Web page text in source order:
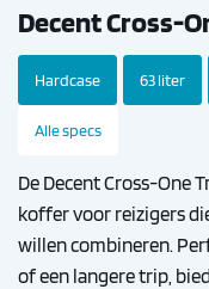
Decent Cross-
Hardcase 63 liter
Alle specs
De Decent Cross-One
koffer voor reizigers
willen combineren.
of een langere trip,